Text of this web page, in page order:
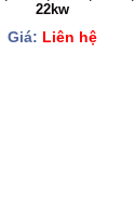
22kw
Giá: Liên hệ